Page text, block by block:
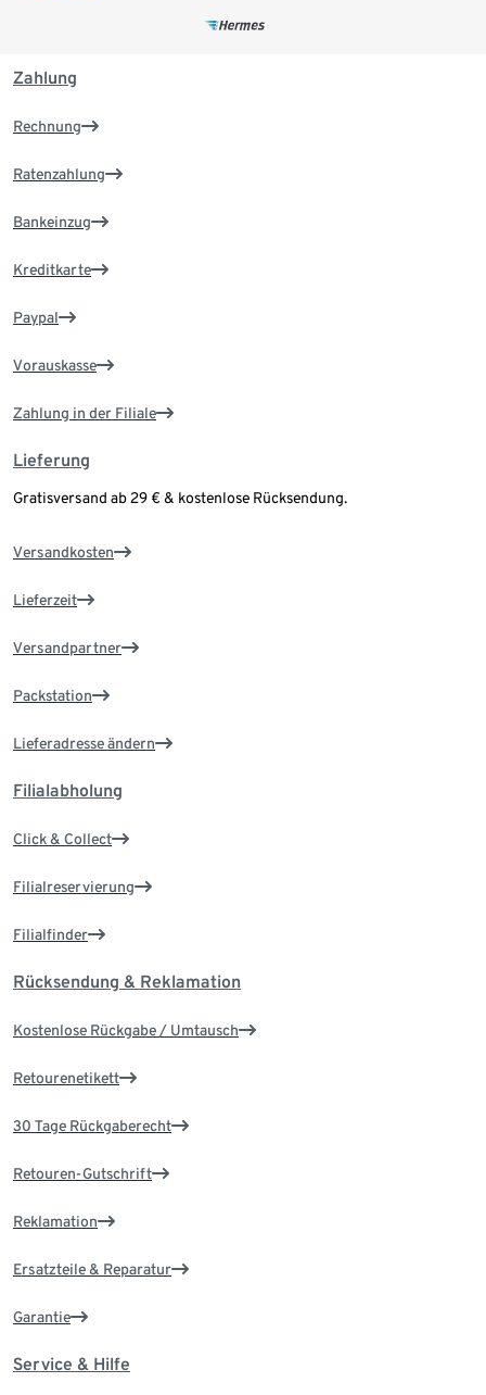
Zahlung
Rechnung
Ratenzahlung
Bankeinzug
Kreditkarte
Paypal
Vorauskasse
Zahlung in der Filiale
Lieferung
Gratisversand ab 29 € & kostenlose Rücksendung.
Versandkosten
Lieferzeit
Versandpartner
Packstation
Lieferadresse ändern
Filialabholung
Click & Collect
Filialreservierung
Filialfinder
Rücksendung & Reklamation
Kostenlose Rückgabe / Umtausch
Retourenetikett
30 Tage Rückgaberecht
Retouren-Gutschrift
Reklamation
Ersatzteile & Reparatur
Garantie
Service & Hilfe